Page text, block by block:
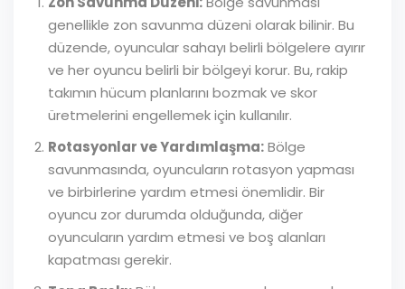
genellikle zon savunma düzeni olarak bilinir. Bu
düzende, oyuncular sahayı belirli bölgelere ayırır
ve her oyuncu belirli bir bölgeyi korur. Bu, rakip
takımın hücum planlarını bozmak ve skor
üretmelerini engellemek için kullanılır.
Rotasyonlar ve Yardımlaşma:Bölge
savunmasında, oyuncuların rotasyon yapması
ve birbirlerine yardım etmesi önemlidir. Bir
oyuncu zor durumda olduğunda, diğer
oyuncuların yardım etmesi ve boş alanları
kapatması gerekir.